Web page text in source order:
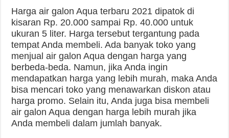
Harga air galon Aqua terbaru 2021 dipatok di
kisaran Rp. 20.000 sampai Rp. 40.000 untuk
ukuran 5 liter. Harga tersebut tergantung pada
tempat Anda membeli. Ada banyak toko yang
menjual air galon Aqua dengan harga yang
berbeda-beda. Namun, jika Anda ingin
mendapatkan harga yang lebih murah, maka Anda
bisa mencari toko yang menawarkan diskon atau
harga promo. Selain itu, Anda juga bisa membeli
air galon Aqua dengan harga lebih murah jika
Anda membeli dalam jumlah banyak.